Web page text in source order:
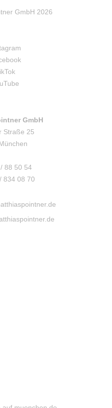
GmbH 2026
GmbH
Straße 25
88 50 54
834 08 70